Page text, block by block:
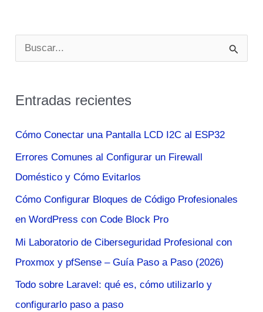
u
c
p
o
r
:
Entradas recientes
Cómo Conectar una Pantalla LCD I2C al ESP32
Errores Comunes al Configurar un Firewall
Doméstico y Cómo Evitarlos
Cómo Configurar Bloques de Código Profesionales
en WordPress con Code Block Pro
Mi Laboratorio de Ciberseguridad Profesional con
Proxmox y pfSense – Guía Paso a Paso (2026)
Todo sobre Laravel: qué es, cómo utilizarlo y
configurarlo paso a paso